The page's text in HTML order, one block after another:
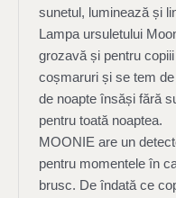
sunetul, luminează și
Lampa ursuletului
grozavă și pentru
coșmaruri și se tem
de noapte însăși fără
pentru toată noaptea.
MOONIE are un
pentru momentele în
brusc. De îndată ce